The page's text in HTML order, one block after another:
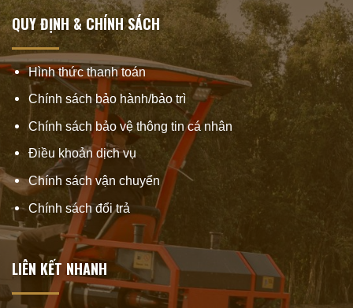
QUY ĐỊNH & CHÍNH SÁCH
Hình thức thanh toán
Chính sách bảo hành/bảo trì
Chính sách bảo vệ thông tin cá nhân
Điều khoản dịch vụ
Chính sách vận chuyển
Chính sách đổi trả
LIÊN KẾT NHANH